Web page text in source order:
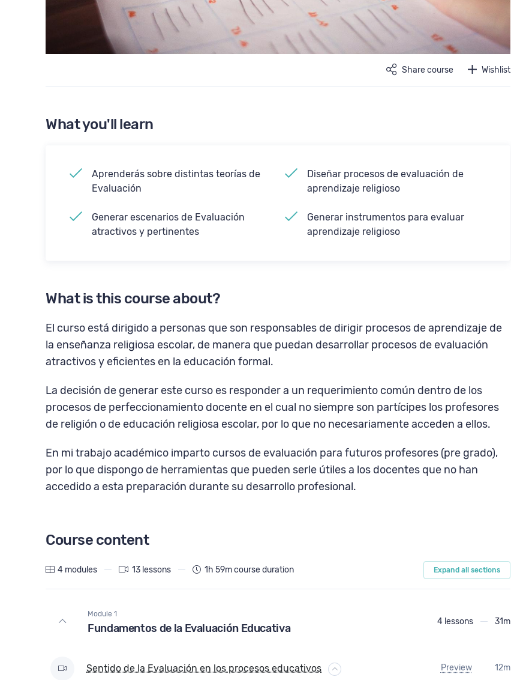
Share course Wishlist
What you'll learn
Aprenderás sobre distintas teorías de
Evaluación
Diseñar procesos de evaluación de
aprendizaje religioso
Generar escenarios de Evaluación
atractivos y pertinentes
Generar instrumentos para evaluar
aprendizaje religioso
What is this course about?
El curso está dirigido a personas que son responsables de dirigir procesos de aprendizaje de
la enseñanza religiosa escolar, de manera que puedan desarrollar procesos de evaluación
atractivos y eficientes en la educación formal.
La decisión de generar este curso es responder a un requerimiento común dentro de los
procesos de perfeccionamiento docente en el cual no siempre son partícipes los profesores
de religión o de educación religiosa escolar, por lo que no necesariamente acceden a ellos.
En mi trabajo académico imparto cursos de evaluación para futuros profesores (pre grado),
por lo que dispongo de herramientas que pueden serle útiles a los docentes que no han
accedido a esta preparación durante su desarrollo profesional.
Course content
4 modules 13 lessons 1h 59m course duration Expand all sections
Module 1
Fundamentos de la Evaluación Educativa 4 lessons 31m
Sentido de la Evaluación en los procesos educativos Preview 12m